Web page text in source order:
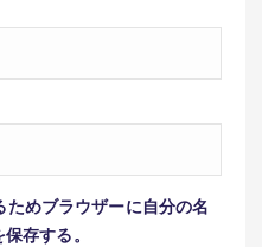
めブラウザーに自分の名
存する。